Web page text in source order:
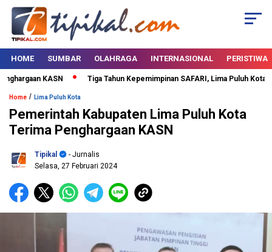
HOME SUMBAR OLAHRAGA INTERNASIONAL PERISTIWA
KASN Tiga Tahun Kepemimpinan SAFARI, Lima Puluh Kota
Home / Lima Puluh Kota
Pemerintah Kabupaten Lima Puluh Kota
Terima Penghargaan KASN
Tipikal
- Jurnalis
Selasa, 27 Februari 2024